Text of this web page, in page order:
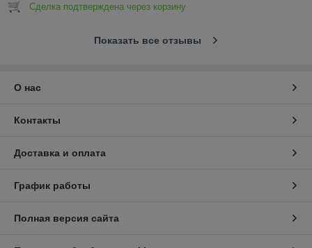
Сделка подтверждена через корзину
Показать все отзывы
О нас
Контакты
Доставка и оплата
График работы
Полная версия сайта